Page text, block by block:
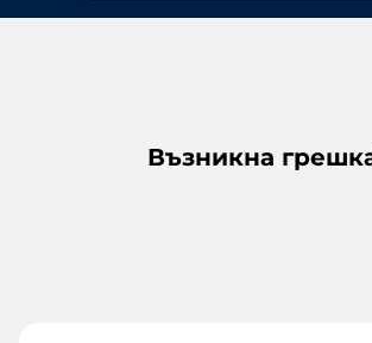
Възникна